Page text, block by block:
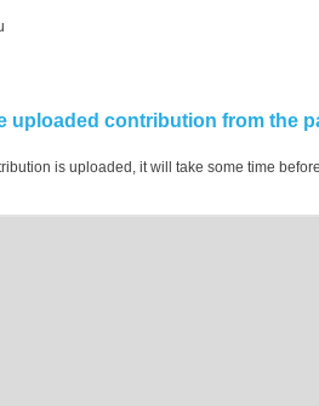
uploaded contribution from the
is uploaded, it will take some time